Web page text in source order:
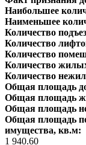
Наибольшее
Наименьшее
Количество
Количество
Количество
Количество
Количество
Общая площадь
Общая площадь
Общая площадь
Общая площадь
имущества, кв.м:
1 940.60